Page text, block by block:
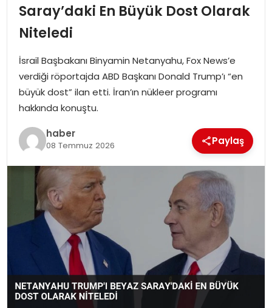
EĞITIM
SPOR
EKONOMI
MAGAZIN
OTOMOBIL
Saray’daki En Büyük Dost Olarak
Niteledi
İsrail Başbakanı Binyamin Netanyahu, Fox News’e
verdiği röportajda ABD Başkanı Donald Trump’ı “en
büyük dost” ilan etti. İran’ın nükleer programı
hakkında konuştu.
haber
08 Temmuz 2026 Paylaş